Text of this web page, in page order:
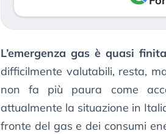
L’emergenza gas è quasi finita
difficilmente valutabili, resta,
non fa più paura come
attualmente la situazione in
fronte del gas e dei consumi